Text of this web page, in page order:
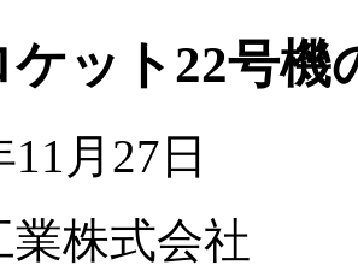
ット22号機
月27日
業株式会社